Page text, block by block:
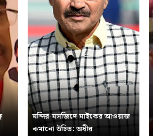
মন্দির-মসজিদে মাইকের আওয়াজ
কমানো উচিত: অধীর